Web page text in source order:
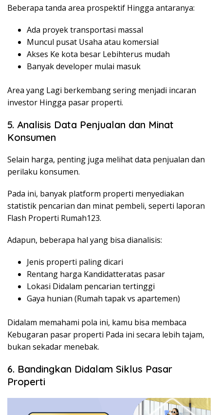
Beberapa tanda area prospektif Hingga antaranya:
Ada proyek transportasi massal
Muncul pusat Usaha atau komersial
Akses Ke kota besar Lebihterus mudah
Banyak developer mulai masuk
Area yang Lagi berkembang sering menjadi incaran
investor Hingga pasar properti.
5. Analisis Data Penjualan dan Minat
Konsumen
Selain harga, penting juga melihat data penjualan dan
perilaku konsumen.
Pada ini, banyak platform properti menyediakan
statistik pencarian dan minat pembeli, seperti laporan
Flash Properti Rumah123.
Adapun, beberapa hal yang bisa dianalisis:
Jenis properti paling dicari
Rentang harga Kandidatteratas pasar
Lokasi Didalam pencarian tertinggi
Gaya hunian (Rumah tapak vs apartemen)
Didalam memahami pola ini, kamu bisa membaca
Kebugaran pasar properti Pada ini secara lebih tajam,
bukan sekadar menebak.
6. Bandingkan Didalam Siklus Pasar
Properti